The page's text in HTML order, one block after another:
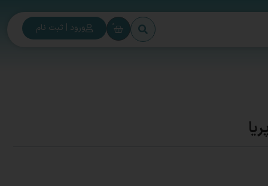
0 ورود | ثبت نام